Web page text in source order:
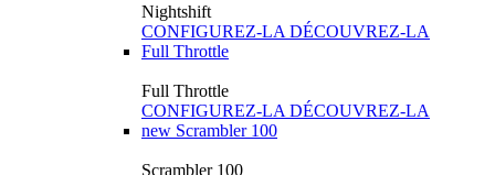
Nightshift
CONFIGUREZ-LA DÉCOUVREZ-LA
Full Throttle
Full Throttle
CONFIGUREZ-LA DÉCOUVREZ-LA
new Scrambler 100
Scrambler 100